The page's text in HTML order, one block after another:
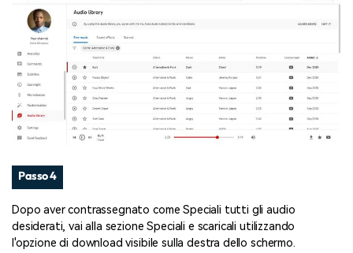
Passo 4
Dopo aver contrassegnato come Speciali tutti gli audio
desiderati, vai alla sezione Speciali e scaricali utilizzando
l'opzione di download visibile sulla destra dello schermo.